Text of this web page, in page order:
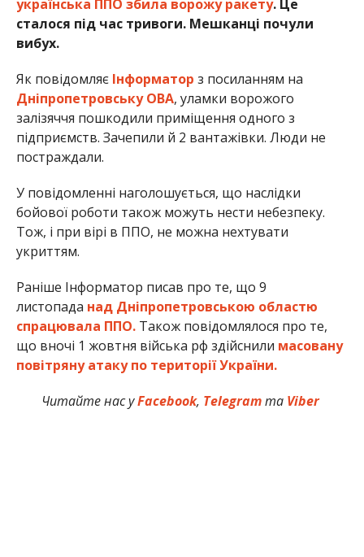
українська ППО збила ворожу ракету. Це
сталося під час тривоги. Мешканці почули
вибух.
Як повідомляє Інформатор з посиланням на
Дніпропетровську ОВА, уламки ворожого
залізяччя пошкодили приміщення одного з
підприємств. Зачепили й 2 вантажівки. Люди не
постраждали.
У повідомленні наголошується, що наслідки
бойової роботи також можуть нести небезпеку.
Тож, і при вірі в ППО, не можна нехтувати
укриттям.
Раніше Інформатор писав про те, що 9
листопада над Дніпропетровською областю
спрацювала ППО.Також повідомлялося про те,
що вночі 1 жовтня війська рф здійснили масовану
повітряну атаку по території України.
Читайте нас уFacebook, Telegramта Viber